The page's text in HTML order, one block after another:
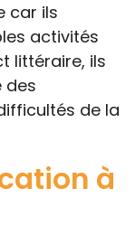
car ils
activités
littéraire, ils
des
de la
à